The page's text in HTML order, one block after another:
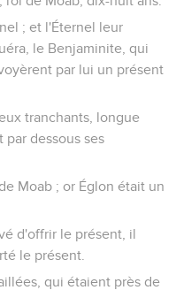
; et l'Éternel leur
le Benjaminite, qui
par lui un présent
tranchants, longue
dessous ses
Moab ; or Églon était un
d'offrir le présent, il
le présent.
qui étaient près de